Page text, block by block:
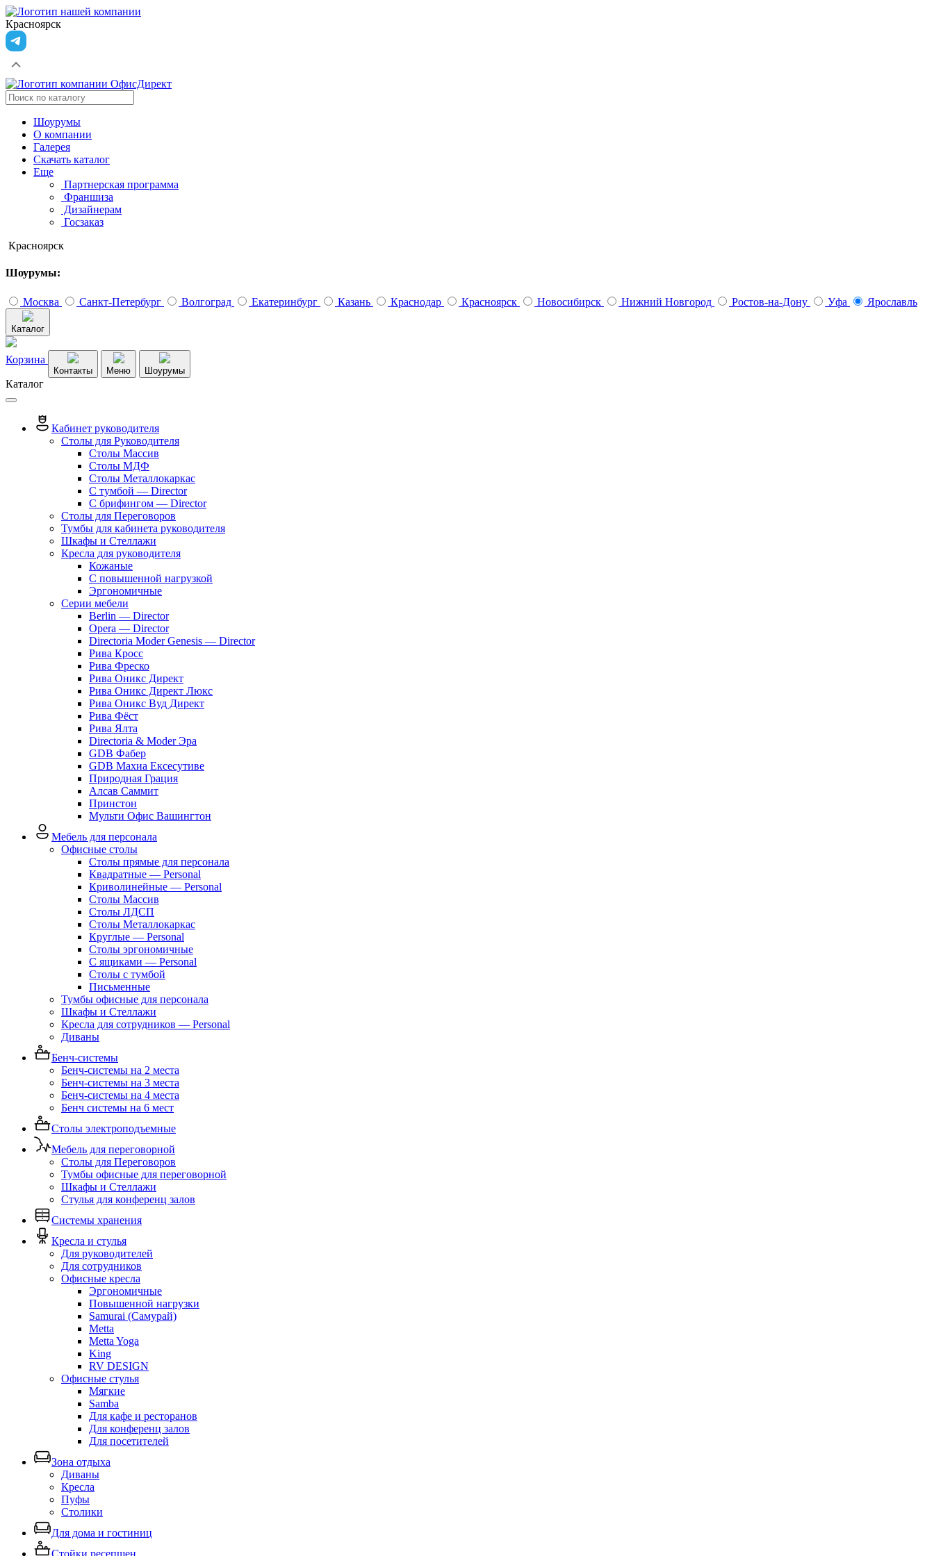
Красноярск
Шоурумы
О компании
Галерея
Скачать каталог
Еще
Партнерская программа
Франшиза
Дизайнерам
Госзаказ
Красноярск
Шоурумы:
Москва Санкт-Петербург Волгоград Екатеринбург Казань Краснодар Красноярск Новосибирск Нижний Новгород Ростов-на-Дону Уфа Ярославль
Каталог
Корзина
Контакты Меню Шоурумы
Каталог
Кабинет руководителя
Столы для Руководителя
Столы Массив
Столы МДФ
Столы Металлокаркас
С тумбой — Director
C брифингом — Director
Столы для Переговоров
Тумбы для кабинета руководителя
Шкафы и Стеллажи
Кресла для руководителя
Кожаные
С повышенной нагрузкой
Эргономичные
Серии мебели
Berlin — Director
Opera — Director
Directoria Moder Genesis — Director
Рива Кросс
Рива Фреско
Рива Оникс Директ
Рива Оникс Директ Люкс
Рива Оникс Вуд Директ
Рива Фёст
Рива Ялта
Directoria & Moder Эра
GDB Фабер
GDB Махиа Ексесутиве
Природная Грация
Алсав Саммит
Принстон
Мульти Офис Вашингтон
Мебель для персонала
Офисные столы
Столы прямые для персонала
Квадратные — Personal
Криволинейные — Personal
Столы Массив
Столы ЛДСП
Столы Металлокаркас
Круглые — Personal
Столы эргономичные
С ящиками — Personal
Столы с тумбой
Письменные
Тумбы офисные для персонала
Шкафы и Стеллажи
Кресла для сотрудников — Personal
Диваны
Бенч-системы
Бенч-системы на 2 места
Бенч-системы на 3 места
Бенч-системы на 4 места
Бенч системы на 6 мест
Столы электроподъемные
Мебель для переговорной
Столы для Переговоров
Тумбы офисные для переговорной
Шкафы и Стеллажи
Стулья для конференц залов
Системы хранения
Кресла и стулья
Для руководителей
Для сотрудников
Офисные кресла
Эргономичные
Повышенной нагрузки
Samurai (Самурай)
Metta
Metta Yoga
King
RV DESIGN
Офисные стулья
Мягкие
Samba
Для кафе и ресторанов
Для конференц залов
Для посетителей
Зона отдыха
Диваны
Кресла
Пуфы
Столики
Для дома и гостиниц
Стойки ресепшен